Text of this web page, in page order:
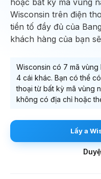
hoặc bất kỳ mã vùng
Wisconsin trên điện
tiền tố đầy đủ của
khách hàng của bạn
Wisconsin có 7 mã vùng
4 cái khác. Bạn có thể
thoại từ bất kỳ mã vùng
không có địa chỉ hoặc
Lấya